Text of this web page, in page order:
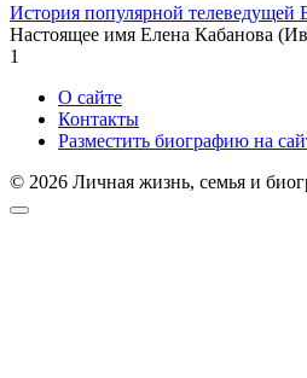
История популярной
Настоящее имя Елена Кабанова
1
О сайте
Контакты
Разместить биографию на
© 2026 Личная жизнь, семья и